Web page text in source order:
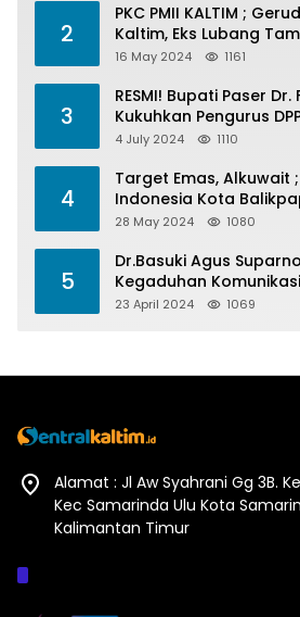
2
PKC PMII KALTIM ;
Kaltim, Eks Lubang
Menelan Korban
16 May 2024 1161
3
RESMI! Bupati Paser
Kukuhkan Pengurus
4 July 2024 1110
4
Target Emas, Alkuwait
Indonesia Kota
Barometer Prestasi Di
28 May 2024 1080
5
Dr.Basuki Agus
Kegaduhan
Pesta Politik 2024
23 April 2024 1069
Alamat : Jl Aw Syahrani Gg 3B.
Kec Samarinda Ulu Kota
Kalimantan Timur